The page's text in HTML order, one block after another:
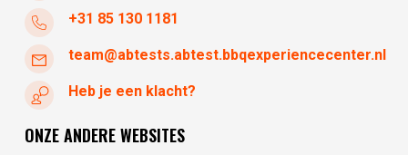
+31 85 130 1181
team@abtests.abtest.bbqexperiencecenter.nl
Heb je een klacht?
ONZE ANDERE WEBSITES